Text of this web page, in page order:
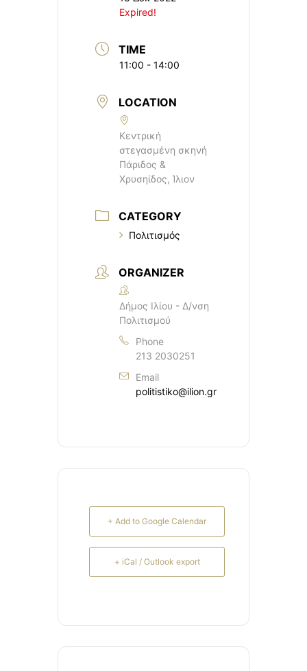
Expired!
TIME
11:00 - 14:00
LOCATION
Κεντρική
στεγασμένη σκηνή
Πάριδος &
Χρυσηίδος, Ίλιον
CATEGORY
Πολιτισμός
ORGANIZER
Δήμος Ιλίου - Δ/νση
Πολιτισμού
Phone
213 2030251
Email
politistiko@ilion.gr
+ Add to Google Calendar
+ iCal / Outlook export